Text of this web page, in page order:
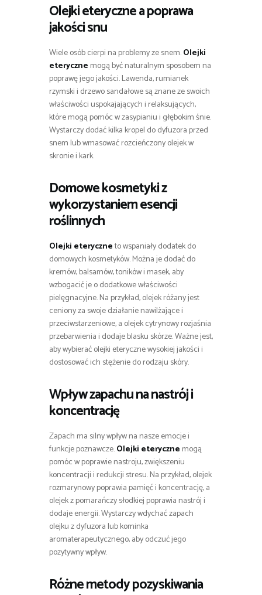
Olejki eterycznea poprawa
jakości snu
Wiele osób cierpi na problemy ze snem.Olejki
eteryczne mogą być naturalnym sposobem na
poprawę jego jakości. Lawenda, rumianek
rzymski i drzewo sandałowe są znane ze swoich
właściwości uspokajających i relaksujących,
które mogą pomóc w zasypianiu i głębokim śnie.
Wystarczy dodać kilka kropel do dyfuzora przed
snem lub wmasować rozcieńczony olejek w
skronie i kark.
Domowe kosmetyki z
wykorzystaniem esencji
roślinnych
Olejki eteryczneto wspaniały dodatek do
domowych kosmetyków. Można je dodać do
kremów, balsamów, toników i masek, aby
wzbogacić je o dodatkowe właściwości
pielęgnacyjne. Na przykład, olejek różany jest
ceniony za swoje działanie nawilżające i
przeciwstarzeniowe, a olejek cytrynowy rozjaśnia
przebarwienia i dodaje blasku skórze. Ważne jest,
aby wybierać olejki eteryczne wysokiej jakości i
dostosować ich stężenie do rodzaju skóry.
Wpływ zapachu na nastrój i
koncentrację
Zapach ma silny wpływ na nasze emocje i
funkcje poznawcze.Olejki eteryczne mogą
pomóc w poprawie nastroju, zwiększeniu
koncentracji i redukcji stresu. Na przykład, olejek
rozmarynowy poprawia pamięć i koncentrację, a
olejek z pomarańczy słodkiej poprawia nastrój i
dodaje energii. Wystarczy wdychać zapach
olejku z dyfuzora lub kominka
aromaterapeutycznego, aby odczuć jego
pozytywny wpływ.
Różne metody pozyskiwania